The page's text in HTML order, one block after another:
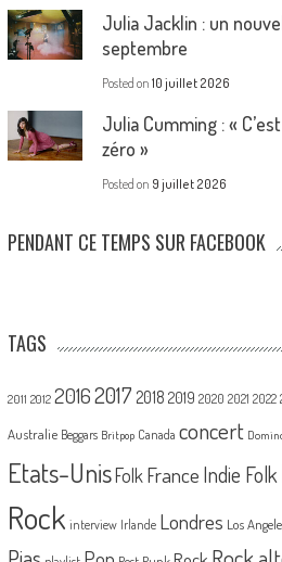
Julia Jacklin : un
septembre
Posted on 10 juillet 2026
Julia Cumming : «
zéro »
Posted on 9 juillet 2026
PENDANT CE TEMPS SUR FACEBOOK
TAGS
2011 2012 20162017 2018 2019 2020 2021 2022
Australie Beggars Britpop Canada concert
Etats-UnisFolk France Indie Folk
Rock interview Irlande Londres Los